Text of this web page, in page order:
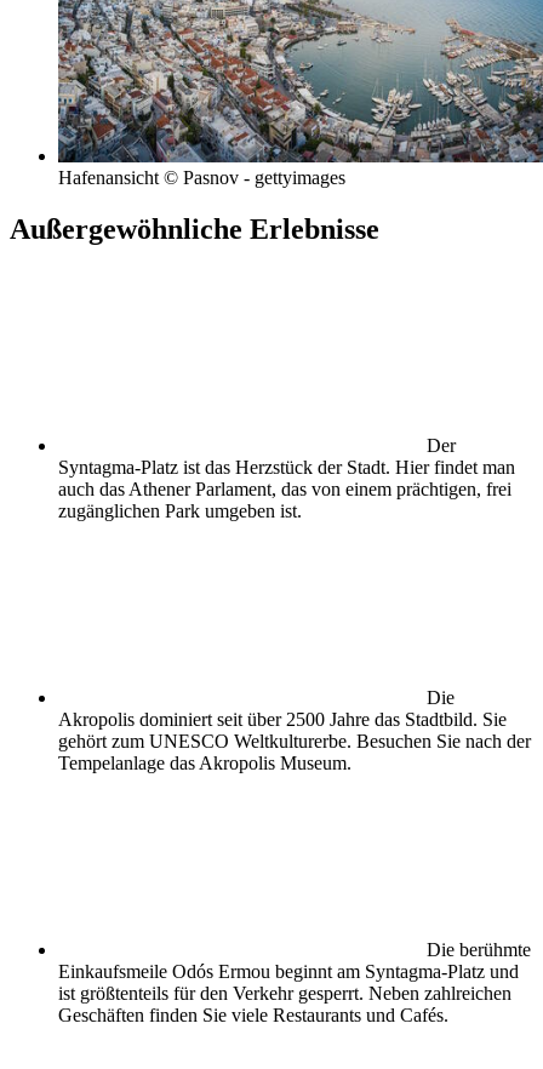
Hafenansicht © Pasnov - gettyimages
Außergewöhnliche Erlebnisse
Der
Syntagma-Platz ist das Herzstück der Stadt. Hier findet man
auch das Athener Parlament, das von einem prächtigen, frei
zugänglichen Park umgeben ist.
Die
Akropolis dominiert seit über 2500 Jahre das Stadtbild. Sie
gehört zum UNESCO Weltkulturerbe. Besuchen Sie nach der
Tempelanlage das Akropolis Museum.
Die berühmte
Einkaufsmeile Odós Ermou beginnt am Syntagma-Platz und
ist größtenteils für den Verkehr gesperrt. Neben zahlreichen
Geschäften finden Sie viele Restaurants und Cafés.